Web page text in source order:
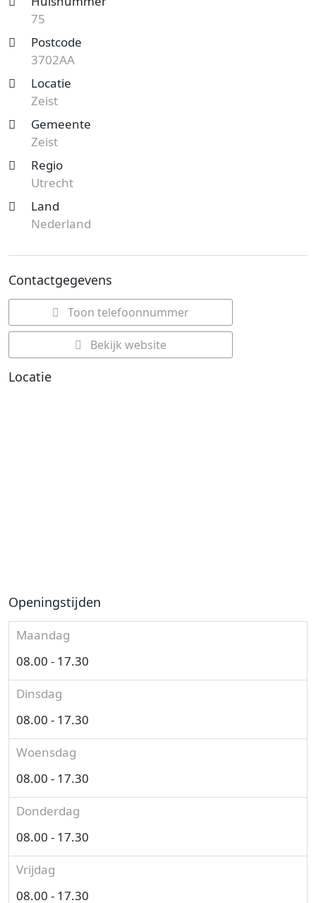
75
Postcode
3702AA
Locatie
Zeist
Gemeente
Zeist
Regio
Utrecht
Land
Nederland
Contactgegevens
Toon telefoonnummer
Bekijk website
Locatie
Openingstijden
Maandag
08.00 - 17.30
Dinsdag
08.00 - 17.30
Woensdag
08.00 - 17.30
Donderdag
08.00 - 17.30
Vrijdag
08.00 - 17.30